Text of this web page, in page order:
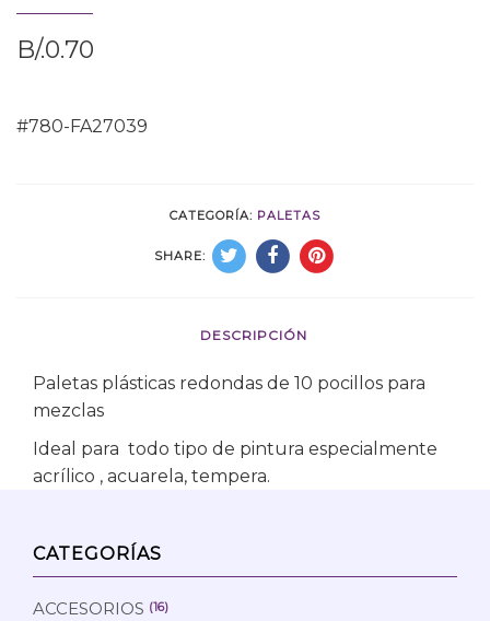
B/.0.70
#780-FA27039
CATEGORÍA: PALETAS
SHARE:
DESCRIPCIÓN
Paletas plásticas redondas de 10 pocillos para
mezclas
Ideal para todo tipo de pintura especialmente
acrílico , acuarela, tempera.
CATEGORÍAS
ACCESORIOS (16)